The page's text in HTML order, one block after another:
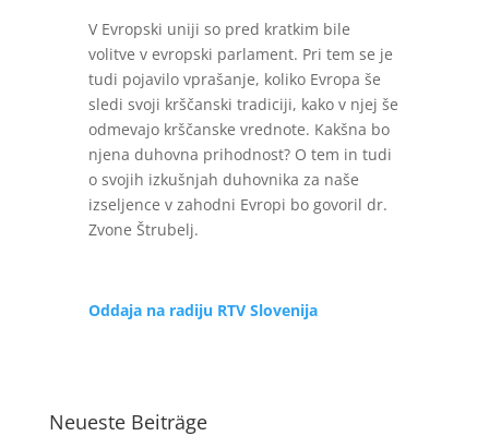
V Evropski uniji so pred kratkim bile
volitve v evropski parlament. Pri tem se je
tudi pojavilo vprašanje, koliko Evropa še
sledi svoji krščanski tradiciji, kako v njej še
odmevajo krščanske vrednote. Kakšna bo
njena duhovna prihodnost? O tem in tudi
o svojih izkušnjah duhovnika za naše
izseljence v zahodni Evropi bo govoril dr.
Zvone Štrubelj.
Oddaja na radiju RTV Slovenija
Neueste Beiträge